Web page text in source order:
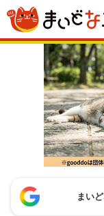
まい